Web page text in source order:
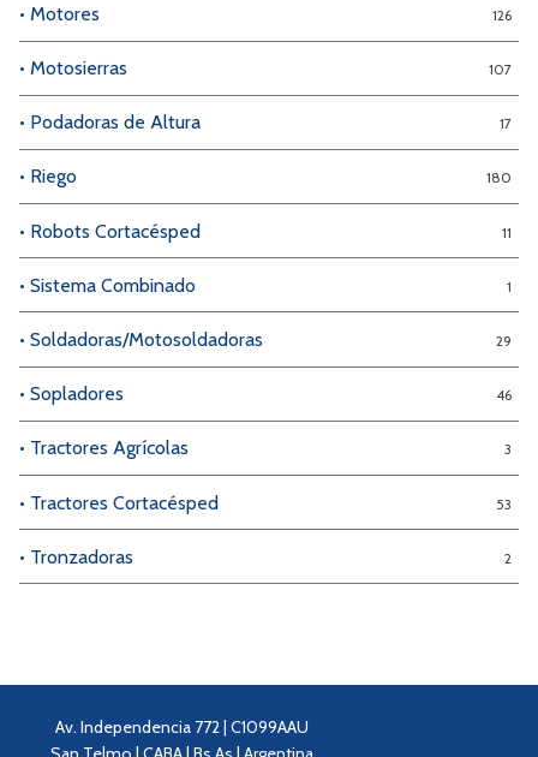
• Motores 126
• Motosierras 107
• Podadoras de Altura 17
• Riego 180
• Robots Cortacésped 11
• Sistema Combinado 1
• Soldadoras/Motosoldadoras 29
• Sopladores 46
• Tractores Agrícolas 3
• Tractores Cortacésped 53
• Tronzadoras 2
Av. Independencia 772 | C1099AAU